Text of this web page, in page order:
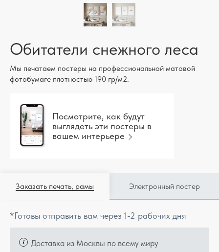
Обитатели снежного леса
Мы печатаем постеры на профессиональной матовой
фотобумаге плотностью 190 гр/м2.
Посмотрите, как будут
выглядеть эти постеры в
вашем интерьере
Заказать печать, рамы Электронный постер
*Готовы отправить вам через 1-2 рабочих дня
Доставка из Москвы по всему миру